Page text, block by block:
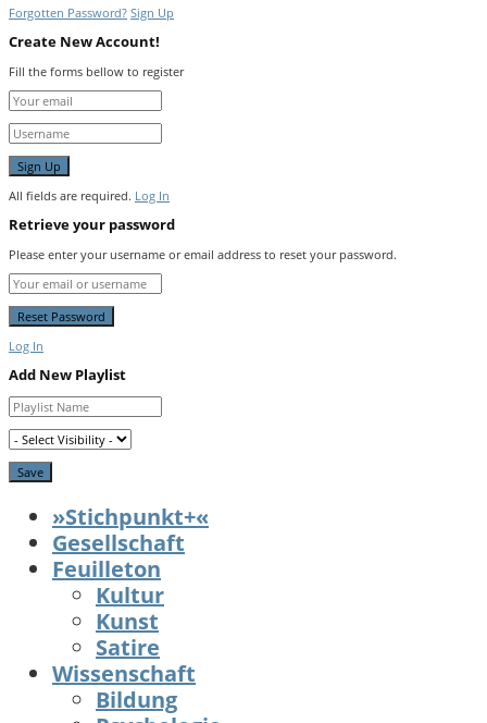
Forgotten Password? Sign Up
Create New Account!
Fill the forms bellow to register
All fields are required. Log In
Retrieve your password
Please enter your username or email address to reset your password.
Log In
Add New Playlist
»Stichpunkt+«
Gesellschaft
Feuilleton
Kultur
Kunst
Satire
Wissenschaft
Bildung